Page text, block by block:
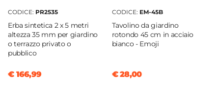
CODICE: PR2535
Erba sintetica 2 x 5 metri
altezza 35 mm per giardino
o terrazzo privato o
pubblico
€ 166,99
CODICE: EM-45B
Tavolino da giardino
rotondo 45 cm in acciaio
bianco - Emoji
€ 28,00